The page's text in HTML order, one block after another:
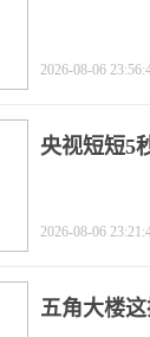
2026-08-06
央视短短5
2026-08-06
五角大楼